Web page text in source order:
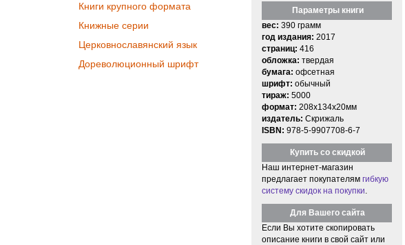
Книги крупного формата
Книжные серии
Церковнославянский язык
Дореволюционный шрифт
Параметры книги
вес: 390 грамм
год издания: 2017
страниц: 416
обложка: твердая
бумага: офсетная
шрифт: обычный
тираж: 5000
формат: 208x134x20мм
издатель: Скрижаль
ISBN: 978-5-9907708-6-7
Купить со скидкой
Наш интернет-магазин
предлагает покупателям гибкую
систему скидок на покупки
Для Вашего сайта
Если Вы хотите скопировать
описание книги в свой сайт или